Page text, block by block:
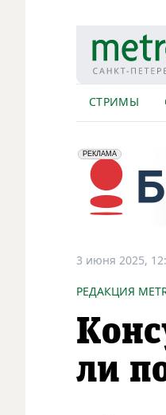
СТРИМЫ
erid: 2VfnxyFybV5
РЕКЛАМА
ПАО "Банк "Санкт-
3 июня 2025,
РЕДАКЦИЯ
ли